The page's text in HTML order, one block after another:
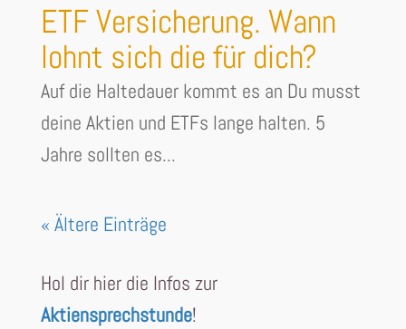
ETF Versicherung. Wann
lohnt sich die für dich?
Auf die Haltedauer kommt es an Du musst
deine Aktien und ETFs lange halten. 5
Jahre sollten es...
« Ältere Einträge
Hol dir hier die Infos zur
Aktiensprechstunde!